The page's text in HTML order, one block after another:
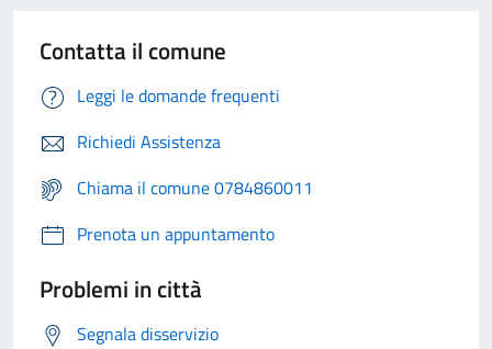
Contatta il comune
Leggi le domande frequenti
Richiedi Assistenza
Chiama il comune 0784860011
Prenota un appuntamento
Problemi in città
Segnala disservizio